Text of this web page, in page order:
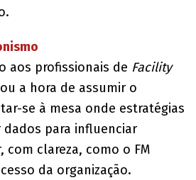
aos profissionais de Facility
a hora de assumir o
se à mesa onde estratégias
para influenciar
com clareza, como o FM
da organização.